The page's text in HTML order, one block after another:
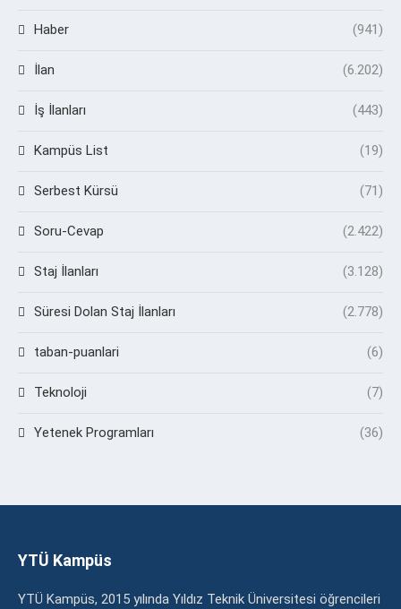
Haber (941)
İlan (6.202)
İş İlanları (443)
Kampüs List (19)
Serbest Kürsü (71)
Soru-Cevap (2.422)
Staj İlanları (3.128)
Süresi Dolan Staj İlanları (2.778)
taban-puanlari (6)
Teknoloji (7)
Yetenek Programları (36)
YTÜ Kampüs
YTÜ Kampüs, 2015 yılında Yıldız Teknik Üniversitesi öğrencileri